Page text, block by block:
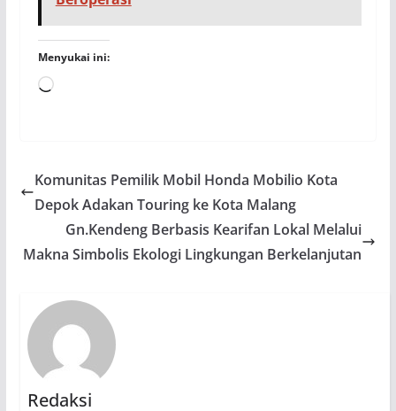
Menyukai ini:
Memuat...
Komunitas Pemilik Mobil Honda Mobilio Kota
Depok Adakan Touring ke Kota Malang
Gn.Kendeng Berbasis Kearifan Lokal Melalui
Makna Simbolis Ekologi Lingkungan Berkelanjutan
Redaksi